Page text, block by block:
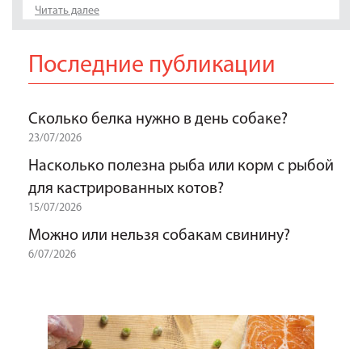
Читать далее
Последние публикации
Сколько белка нужно в день собаке?
23/07/2026
Насколько полезна рыба или корм с рыбой
для кастрированных котов?
15/07/2026
Можно или нельзя собакам свинину?
6/07/2026